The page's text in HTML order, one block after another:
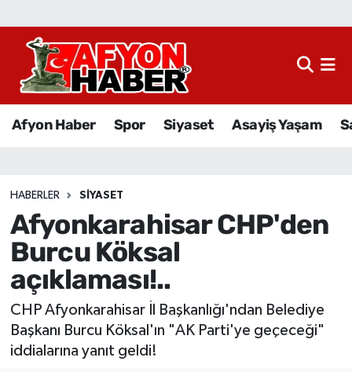
Afyon Haber Spor Siyaset Asayiş Yaşam
HABERLER SIYASET
Afyonkarahisar CHP'den
Burcu Köksal
açıklaması!..
CHP Afyonkarahisar İl Başkanlığı'ndan Belediye
Başkanı Burcu Köksal'ın "AK Parti'ye geçeceği"
iddialarına yanıt geldi!
Afyon Haber
Sağlık
Eğitim
Ekonomi